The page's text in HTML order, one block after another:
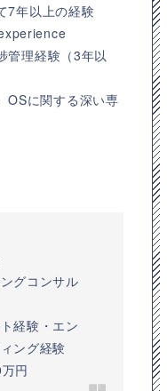
7年以上の経験
管理経験（3年以
OSに関する深い専
グコンサル
経験・エン
ング経験
円